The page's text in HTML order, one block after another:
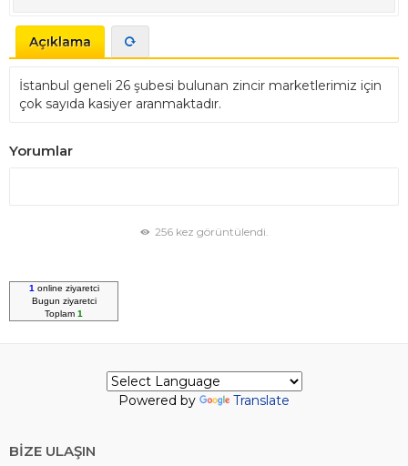
Açıklama
İstanbul geneli 26 şubesi bulunan zincir marketlerimiz için
çok sayıda kasiyer aranmaktadır.
Yorumlar
256 kez görüntülendi.
1 online ziyaretci
Bugun ziyaretci
Toplam 1
Powered by Translate
BİZE ULAŞIN